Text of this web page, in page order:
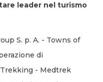
leader nel turismo
S. p. A. - Towns of
di
- Medtrek